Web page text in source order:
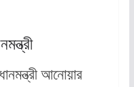
আনোয়ার